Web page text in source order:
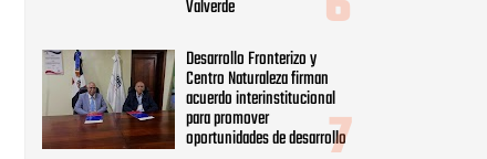
Valverde
Desarrollo Fronterizo y
Centro Naturaleza firman
acuerdo interinstitucional
para promover
oportunidades de desarrollo